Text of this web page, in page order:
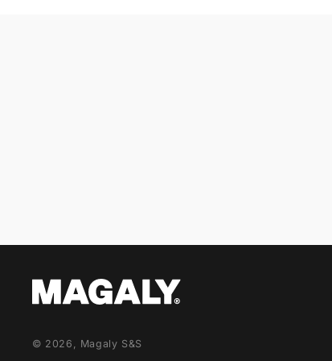
© 2026, Magaly S&S